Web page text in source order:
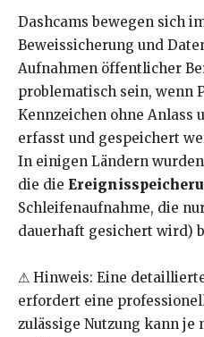
Dashcams bewegen sich
Beweissicherung und
Aufnahmen öffentlicher
problematisch sein, wenn
Kennzeichen ohne Anlass
erfasst und gespeichert
In einigen Ländern
die die
Schleifenaufnahme, die
dauerhaft gesichert wird)
⚠ Hinweis: Eine
erfordert eine
zulässige Nutzung kann je